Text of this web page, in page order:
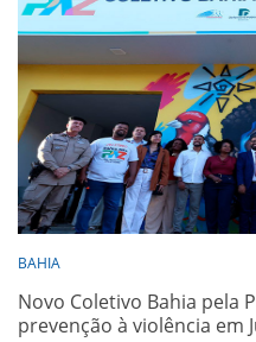
BAHIA
Novo Coletivo Bahia pela
prevenção à violência em